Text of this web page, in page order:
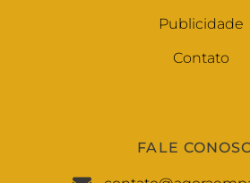
Publicidade
Contato
FALE